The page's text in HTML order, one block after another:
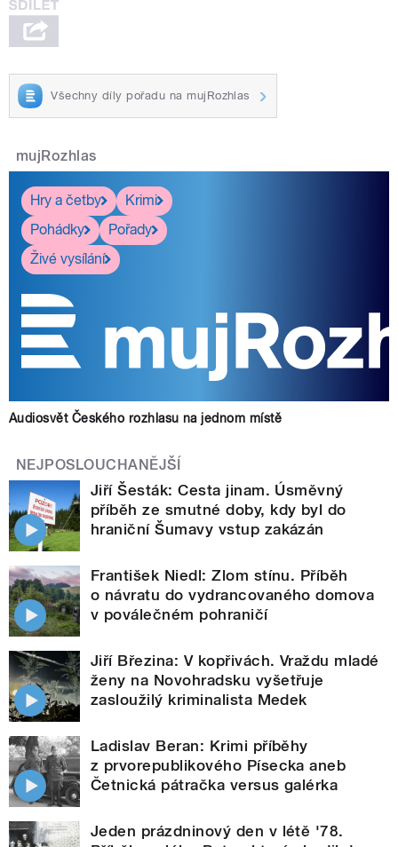
Všechny díly pořadu na mujRozhlas
mujRozhlas
Hry a četby
Krimi
Pohádky
Pořady
Živé vysílání
Audiosvět Českého rozhlasu na jednom místě
NEJPOSLOUCHANĚJŠÍ
Jiří Šesták: Cesta jinam. Úsměvný
příběh ze smutné doby, kdy byl do
hraniční Šumavy vstup zakázán
František Niedl: Zlom stínu. Příběh
o návratu do vydrancovaného domova
v poválečném pohraničí
Jiří Březina: V kopřivách. Vraždu mladé
ženy na Novohradsku vyšetřuje
zasloužilý kriminalista Medek
Ladislav Beran: Krimi příběhy
z prvorepublikového Písecka aneb
Četnická pátračka versus galérka
Jeden prázdninový den v létě '78.